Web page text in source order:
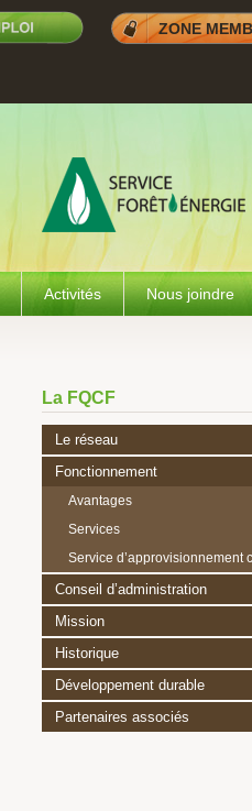
ZONE
Activités Nous joindre
La FQCF
Le réseau
Fonctionnement
Avantages
Services
Service d’approvisionnement
Conseil d’administration
Mission
Historique
Développement durable
Partenaires associés